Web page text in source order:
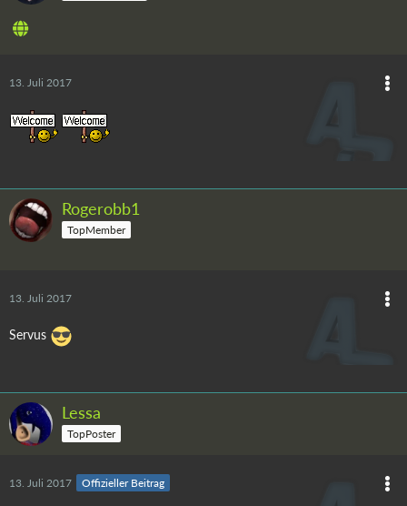
13. Juli 2017
Rogerobb1
TopMember
13. Juli 2017
Servus
Lessa
TopPoster
13. Juli 2017 Offizieller Beitrag